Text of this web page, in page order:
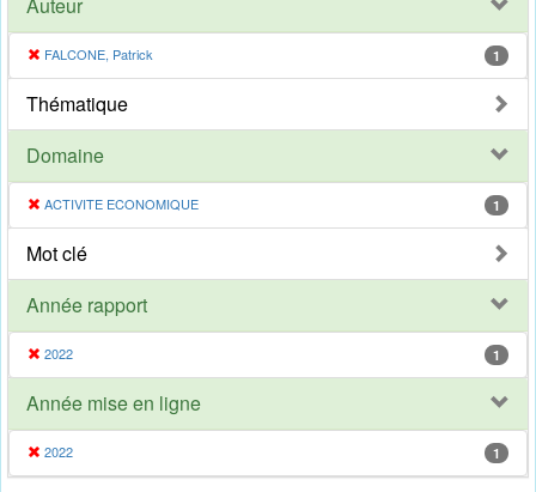
Auteur
FALCONE, Patrick 1
Thématique
Domaine
ACTIVITE ECONOMIQUE 1
Mot clé
Année rapport
2022 1
Année mise en ligne
2022 1